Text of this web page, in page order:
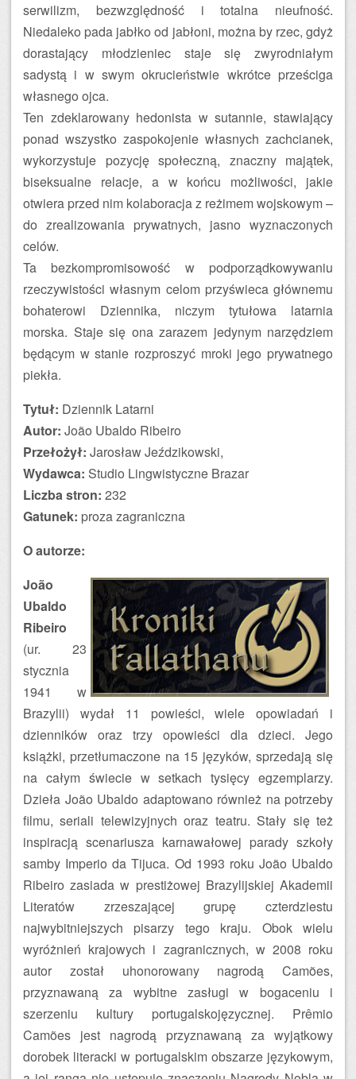
serwilizm, bezwzględność i totalna nieufność.
Niedaleko pada jabłko od jabłoni, można by rzec, gdyż
dorastający młodzieniec staje się zwyrodniałym
sadystą i w swym okrucieństwie wkrótce prześciga
własnego ojca.
Ten zdeklarowany hedonista w sutannie, stawiający
ponad wszystko zaspokojenie własnych zachcianek,
wykorzystuje pozycję społeczną, znaczny majątek,
biseksualne relacje, a w końcu możliwości, jakie
otwiera przed nim kolaboracja z reżimem wojskowym –
do zrealizowania prywatnych, jasno wyznaczonych
celów.
Ta bezkompromisowość w podporządkowywaniu
rzeczywistości własnym celom przyświeca głównemu
bohaterowi Dziennika, niczym tytułowa latarnia
morska. Staje się ona zarazem jedynym narzędziem
będącym w stanie rozproszyć mroki jego prywatnego
piekła.
Tytuł: Dziennik Latarni
Autor: João Ubaldo Ribeiro
Przełożył: Jarosław Jeździkowski,
Wydawca: Studio Lingwistyczne Brazar
Liczba stron: 232
Gatunek: proza zagraniczna
O autorze:
João
Ubaldo
Ribeiro
(ur. 23
stycznia
1941 w
Brazylii) wydał 11 powieści, wiele opowiadań i
dzienników oraz trzy opowieści dla dzieci. Jego
książki, przetłumaczone na 15 języków, sprzedają się
na całym świecie w setkach tysięcy egzemplarzy.
Dzieła João Ubaldo adaptowano również na potrzeby
filmu, seriali telewizyjnych oraz teatru. Stały się też
inspiracją scenariusza karnawałowej parady szkoły
samby Imperio da Tijuca. Od 1993 roku João Ubaldo
Ribeiro zasiada w prestiżowej Brazylijskiej Akademii
Literatów zrzeszającej grupę czterdziestu
najwybitniejszych pisarzy tego kraju. Obok wielu
wyróżnień krajowych i zagranicznych, w 2008 roku
autor został uhonorowany nagrodą Camões,
przyznawaną za wybitne zasługi w bogaceniu i
szerzeniu kultury portugalskojęzycznej. Prêmio
Camões jest nagrodą przyznawaną za wyjątkowy
dorobek literacki w portugalskim obszarze językowym,